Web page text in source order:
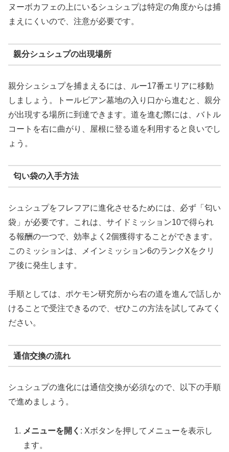
ヌーボカフェの上にいるシュシュプは特定の角度からは捕
まえにくいので、注意が必要です。
親分シュシュプの出現場所
親分シュシュプを捕まえるには、ルー17番エリアに移動
しましょう。トールビアン墓地の入り口から進むと、親分
が出現する場所に到達できます。道を進む際には、バトル
コートを右に曲がり、屋根に登る道を利用すると良いでし
ょう。
匂い袋の入手方法
シュシュプをフレフアに進化させるためには、必ず「匂い
袋」が必要です。これは、サイドミッション10で得られ
る報酬の一つで、効率よく2個獲得することができます。
このミッションは、メインミッション6のランクXをクリ
ア後に発生します。
手順としては、ポケモン研究所から右の道を進んで話しか
けることで受注できるので、ぜひこの方法を試してみてく
ださい。
通信交換の流れ
シュシュプの進化には通信交換が必須なので、以下の手順
で進めましょう。
メニューを開く : Xボタンを押してメニューを表示し
ます。